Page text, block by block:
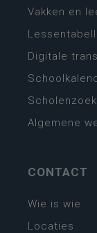
Vakken en
Digitale
Algemene
CONTACT
Wie is wie
Locaties